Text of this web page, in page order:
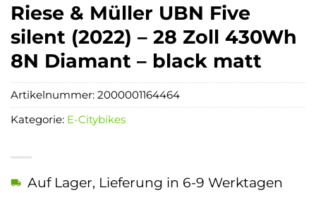
Riese & Müller UBN Five
silent (2022) – 28 Zoll 430Wh
8N Diamant – black matt
Auf Lager, Lieferung in 6-9 Werktagen
Artikelnummer: 2000001164464
Kategorie: E-Citybikes